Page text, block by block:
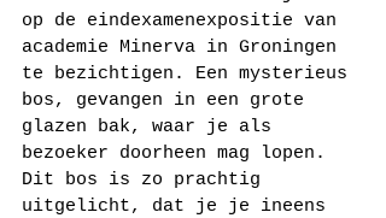
op de eindexamenexpositie van
academie Minerva in Groningen
te bezichtigen. Een mysterieus
bos, gevangen in een grote
glazen bak, waar je als
bezoeker doorheen mag lopen.
Dit bos is zo prachtig
uitgelicht, dat je je ineens